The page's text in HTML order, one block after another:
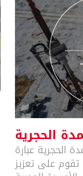
الحجرية
الحجرية عبارة
تقوم على تعزيز